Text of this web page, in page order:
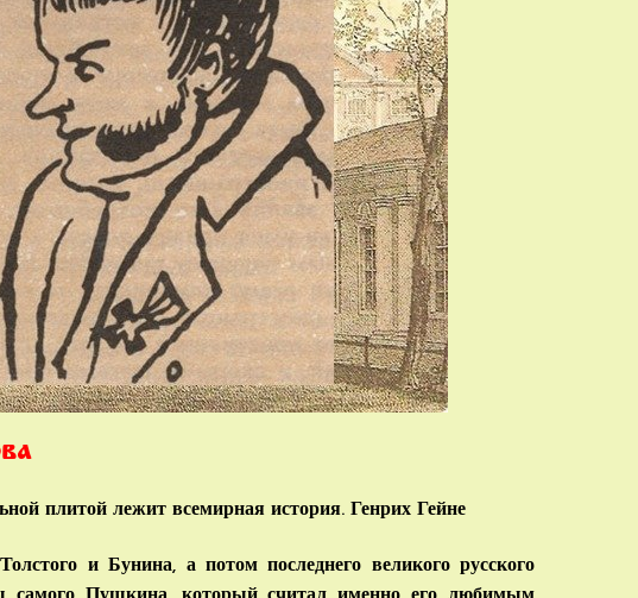
плитой лежит всемирная история. Генрих Гейне
и Бунина, а потом последнего великого русского